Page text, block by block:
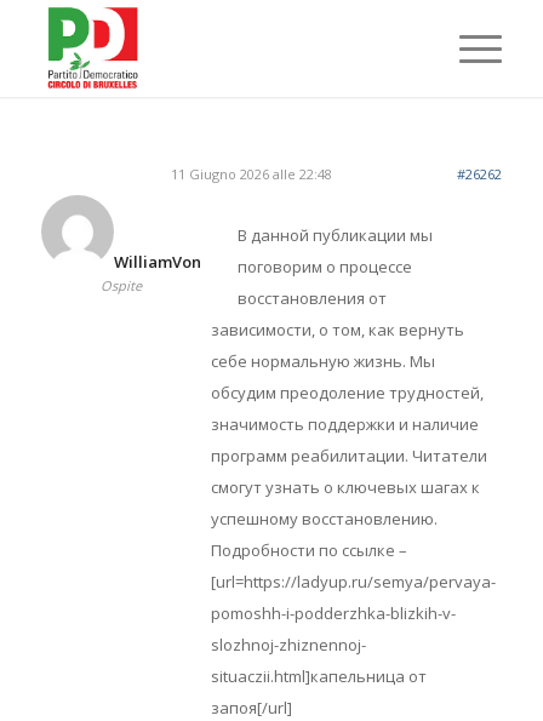
11 Giugno 2026 alle 22:48 #26262
WilliamVon
Ospite
В данной публикации мы
поговорим о процессе
восстановления от
зависимости, о том, как вернуть
себе нормальную жизнь. Мы
обсудим преодоление трудностей,
значимость поддержки и наличие
программ реабилитации. Читатели
смогут узнать о ключевых шагах к
успешному восстановлению.
Подробности по ссылке –
[url=https://ladyup.ru/semya/pervaya-
pomoshh-i-podderzhka-blizkih-v-
slozhnoj-zhiznennoj-
situaczii.html]капельница от
запоя[/url]